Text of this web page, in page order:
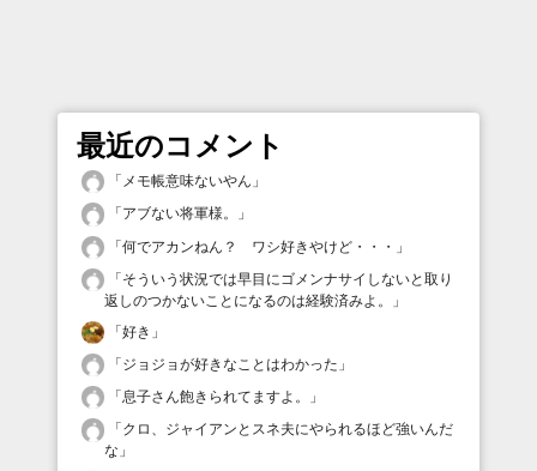
最近のコメント
「 メモ帳意味ないやん 」
「アブない将軍様。
」
「何でアカンねん？ ワシ好きやけど・・・ 」
「そういう状況では早目にゴメンナサイしないと取り
返しのつかないことになるのは経験済みよ。
」
「好き 」
「ジョジョが好きなことはわかった 」
「息子さん飽きられてますよ。
」
「クロ、ジャイアンとスネ夫にやられるほど強いんだ
な 」